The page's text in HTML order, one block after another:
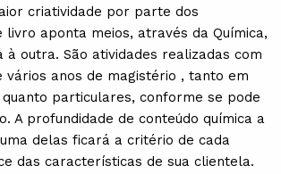
criatividade por parte dos
livro aponta meios, através da Química,
à outra. São atividades realizadas com
vários anos de magistério , tanto em
particulares, conforme se pode
A profundidade de conteúdo química a
delas ficará a critério de cada
das características de sua clientela.